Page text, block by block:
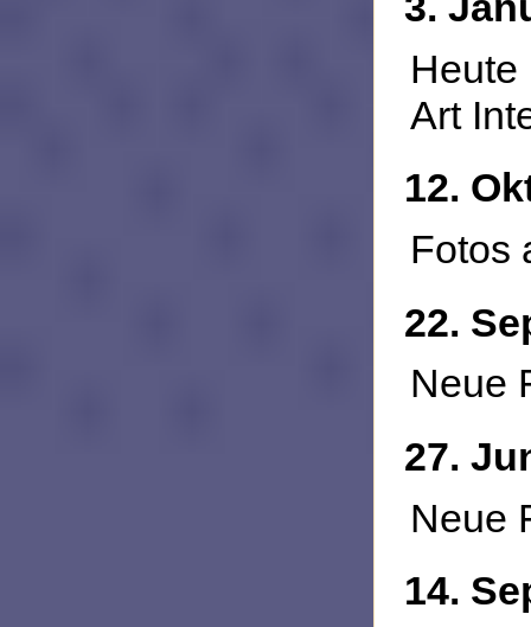
Art
12.
Fotos
22.
Neue
27.
Neue
14.